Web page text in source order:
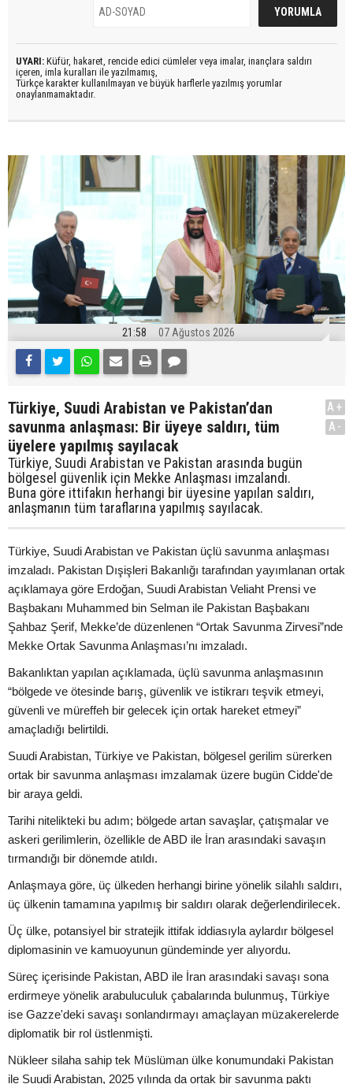
UYARI: Küfür, hakaret, rencide edici cümleler veya imalar, inançlara saldırı
içeren, imla kuralları ile yazılmamış,
Türkçe karakter kullanılmayan ve büyük harflerle yazılmış yorumlar
onaylanmamaktadır.
21:58 07 Ağustos 2026
Türkiye, Suudi Arabistan ve Pakistan’dan
savunma anlaşması: Bir üyeye saldırı, tüm
üyelere yapılmış sayılacak
Türkiye, Suudi Arabistan ve Pakistan arasında bugün
bölgesel güvenlik için Mekke Anlaşması imzalandı.
Buna göre ittifakın herhangi bir üyesine yapılan saldırı,
anlaşmanın tüm taraflarına yapılmış sayılacak.
A+
A-
Türkiye, Suudi Arabistan ve Pakistan üçlü savunma anlaşması
imzaladı. Pakistan Dışişleri Bakanlığı tarafından yayımlanan ortak
açıklamaya göre Erdoğan, Suudi Arabistan Veliaht Prensi ve
Başbakanı Muhammed bin Selman ile Pakistan Başbakanı
Şahbaz Şerif, Mekke’de düzenlenen “Ortak Savunma Zirvesi”nde
Mekke Ortak Savunma Anlaşması’nı imzaladı.
Bakanlıktan yapılan açıklamada, üçlü savunma anlaşmasının
“bölgede ve ötesinde barış, güvenlik ve istikrarı teşvik etmeyi,
güvenli ve müreffeh bir gelecek için ortak hareket etmeyi”
amaçladığı belirtildi.
Suudi Arabistan, Türkiye ve Pakistan, bölgesel gerilim sürerken
ortak bir savunma anlaşması imzalamak üzere bugün Cidde'de
bir araya geldi.
Tarihi nitelikteki bu adım; bölgede artan savaşlar, çatışmalar ve
askeri gerilimlerin, özellikle de ABD ile İran arasındaki savaşın
tırmandığı bir dönemde atıldı.
Anlaşmaya göre, üç ülkeden herhangi birine yönelik silahlı saldırı,
üç ülkenin tamamına yapılmış bir saldırı olarak değerlendirilecek.
Üç ülke, potansiyel bir stratejik ittifak iddiasıyla aylardır bölgesel
diplomasinin ve kamuoyunun gündeminde yer alıyordu.
Süreç içerisinde Pakistan, ABD ile İran arasındaki savaşı sona
erdirmeye yönelik arabuluculuk çabalarında bulunmuş, Türkiye
ise Gazze'deki savaşı sonlandırmayı amaçlayan müzakerelerde
diplomatik bir rol üstlenmişti.
Nükleer silaha sahip tek Müslüman ülke konumundaki Pakistan
ile Suudi Arabistan, 2025 yılında da ortak bir savunma paktı